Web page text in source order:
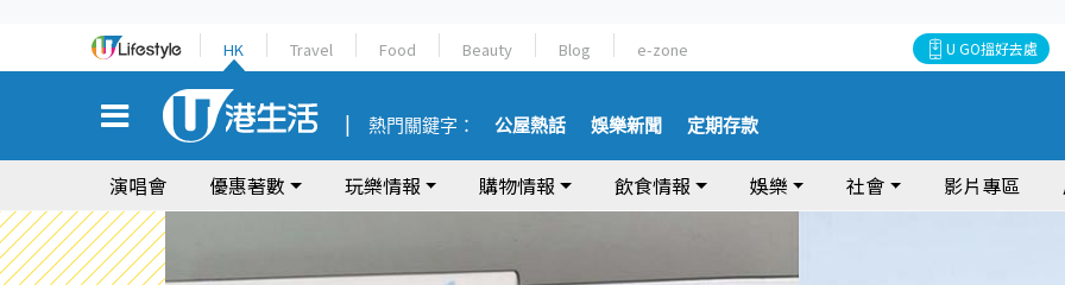
HK Travel Food Beauty Blog e-zone U GO搵好去處
熱門關鍵字： 公屋熱話 娛樂新聞 定期存款
演唱會 優惠著數 玩樂情報 購物情報 飲食情報 娛樂 社會 影片專區